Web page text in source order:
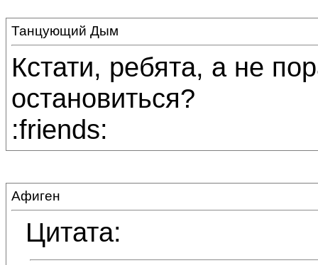
Танцующий Дым
Кстати, ребята, а не
остановиться?
:friends:
Афиген
Цитата: